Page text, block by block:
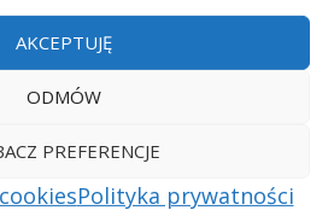
AKCEPTUJĘ
ODMÓW
PREFERENCJE
Polityka prywatności